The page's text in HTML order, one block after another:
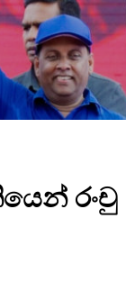
රංචු